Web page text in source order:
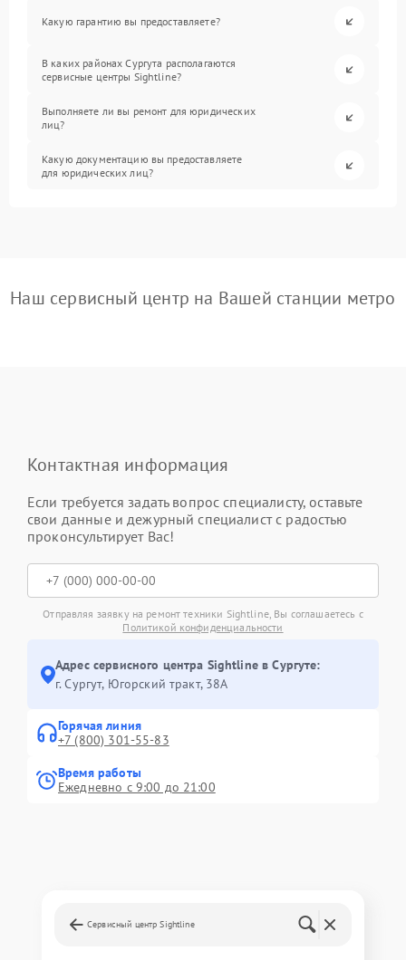
Какую гарантию вы предоставляете?
В каких районах Сургута располагаются
сервисные центры Sightline?
Выполняете ли вы ремонт для юридических
лиц?
Какую документацию вы предоставляете
для юридических лиц?
Наш сервисный центр на Вашей станции метро
Контактная информация
Если требуется задать вопрос специалисту, оставьте
свои данные и дежурный специалист с радостью
проконсультирует Вас!
Отправляя заявку на ремонт техники Sightline, Вы соглашаетесь с
Политикой конфиденциальности
Адрес сервисного центра Sightline в Сургуте:
г. Сургут, Югорский тракт, 38А
Горячая линия
+7 (800) 301-55-83
Время работы
Ежедневно с 9:00 до 21:00
Сервисный центр Sightline